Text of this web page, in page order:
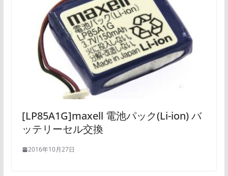
[LP85A1G]maxell 電池パック(Li-ion) バ
ッテリーセル交換
2016年10月27日